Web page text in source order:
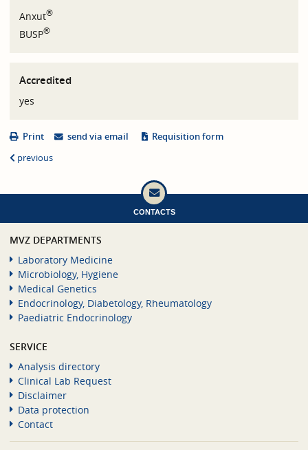
Anxut®
BUSP®
Accredited
yes
Print send via email
Requisition form
previous
CONTACTS
MVZ DEPARTMENTS
Laboratory Medicine
Microbiology, Hygiene
Medical Genetics
Endocrinology, Diabetology, Rheumatology
Paediatric Endocrinology
SERVICE
Analysis directory
Clinical Lab Request
Disclaimer
Data protection
Contact